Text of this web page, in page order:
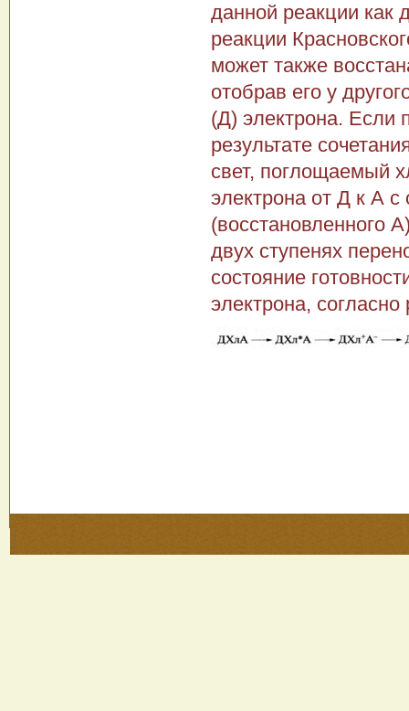
данной реакции как
реакции
может также
отобрав его у
(Д) электрона. Если
результате
свет, поглощаемый
электрона от Д к А
(восстановленного
двух ступенях
состояние
электрона, согласно